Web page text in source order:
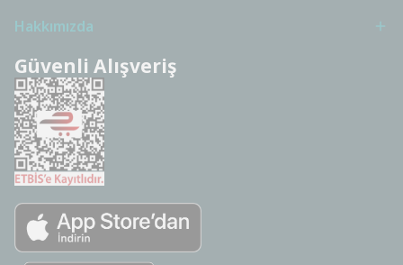
Hakkımızda
Güvenli Alışveriş